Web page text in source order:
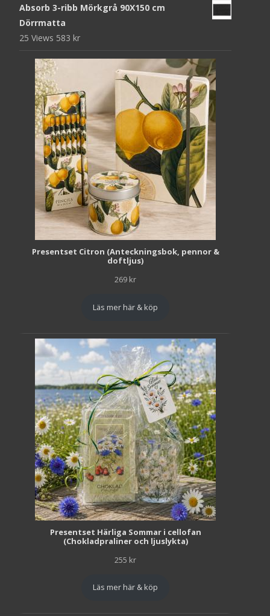
Absorb 3-ribb Mörkgrå 90X150 cm
Dörrmatta
25 Views 583 kr
Presentset Citron (Anteckningsbok, pennor &
doftljus)
269 kr
Läs mer här & köp
Presentset Härliga Sommar i cellofan
(Chokladpraliner och ljuslykta)
255 kr
Läs mer här & köp